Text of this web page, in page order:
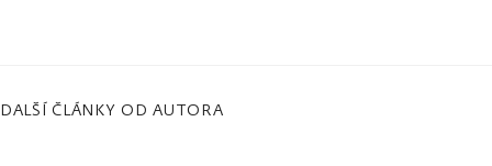
DALŠÍ ČLÁNKY OD AUTORA